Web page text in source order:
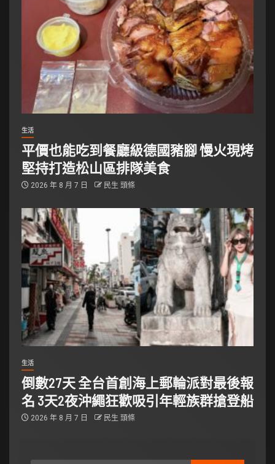
生活
平價也能吃到餐廳級德國豬腳 慢火現烤
堅持打造松山區排隊美食
2026 年 8 月 7 日 民生 頭條
生活
倒數27天 全台首創海上郵輪派對最後報
名 3天2夜沖繩狂歡吸引年輕族群搶登船
2026 年 8 月 7 日 民生 頭條